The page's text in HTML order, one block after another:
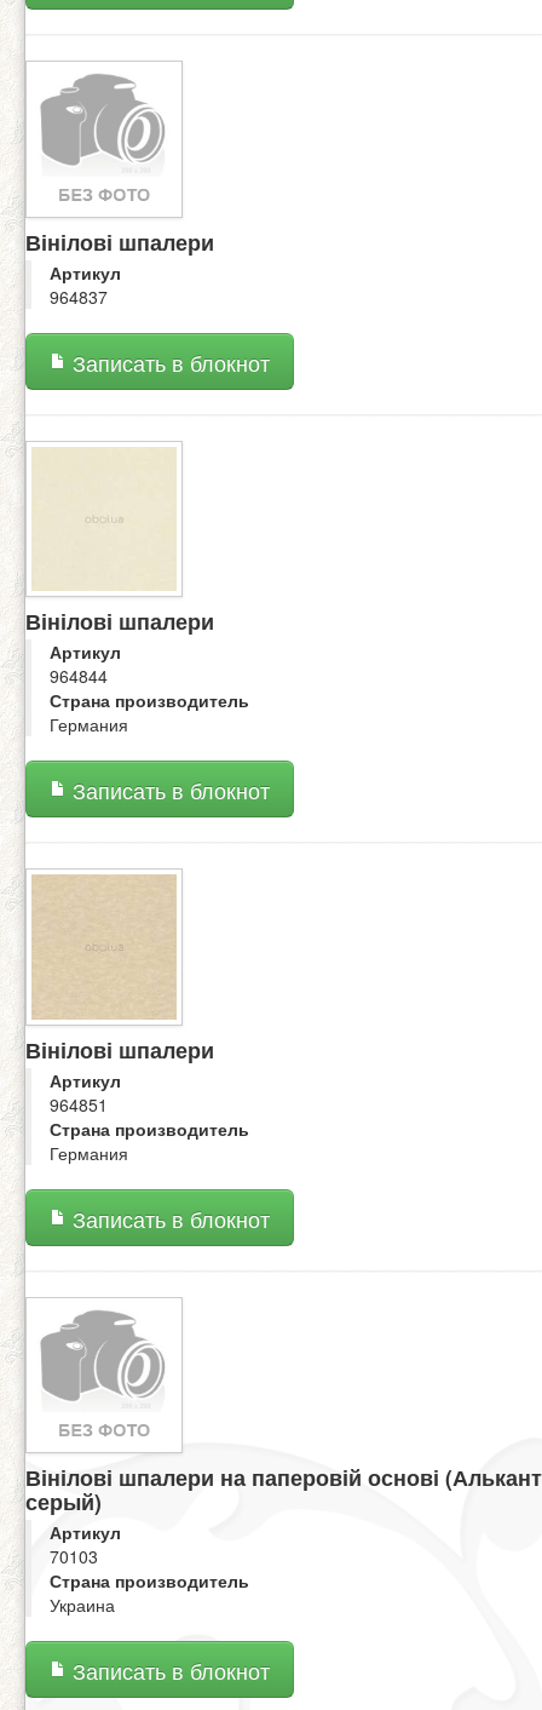
Вінілові шпалери
Артикул
964837
Записать в блокнот
Вінілові шпалери
Артикул
964844
Страна производитель
Германия
Записать в блокнот
Вінілові шпалери
Артикул
964851
Страна производитель
Германия
Записать в блокнот
Вінілові шпалери на паперовій основі
серый)
Артикул
70103
Страна производитель
Украина
Записать в блокнот